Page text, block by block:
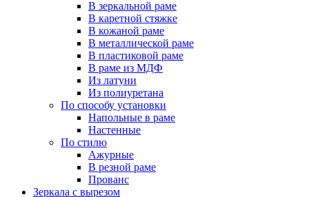
В зеркальной раме
В каретной стяжке
В кожаной раме
В металлической раме
В пластиковой раме
В раме из МДФ
Из латуни
Из полиуретана
По способу установки
Напольные в раме
Настенные
По стилю
Ажурные
В резной раме
Прованс
Зеркала с вырезом